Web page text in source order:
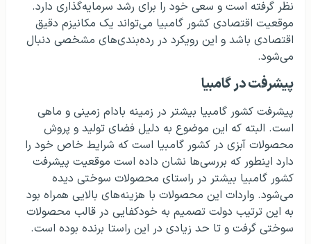
نظر گرفته است و سعی خود را برای رشد سرمایه‌گذاری دارد.
موقعیت اقتصادی کشور گامبیا می‌تواند یک مکانیزم دقیق
اقتصادی باشد و این رویکرد در رده‌بندی‌های مشخصی دنبال
می‌شود.
پیشرفت در گامبیا
پیشرفت کشور گامبیا بیشتر در زمینه بادام زمینی و ماهی
است. البته که این موضوع به دلیل فضای تولید و پروش
محصولات آبزی در کشور گامبیا است که شرایط خاص خود را
دارد اینطور که بررسی‌ها نشان داده است موقعیت پیشرفت
کشور گامبیا بیشتر در راستای محصولات سوختی دیده
می‌شود. واردات این محصولات با هزینه‌های بالایی همراه بود
به این ترتیب دولت تصمیم به خودکفایی در قالب محصولات
سوختی گرفت و تا حد زیادی در این راستا برنده بوده است.